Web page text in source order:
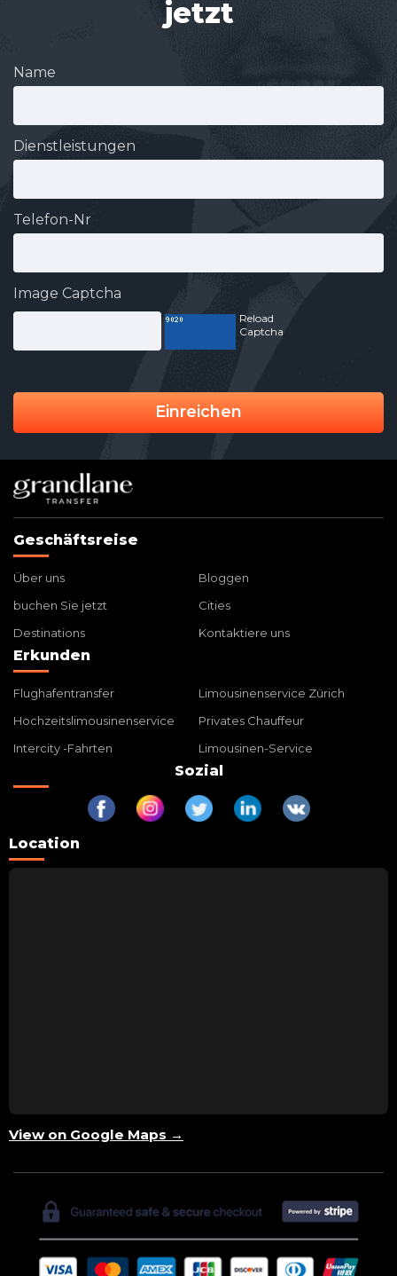
jetzt
Name
Dienstleistungen
Telefon-Nr
Image Captcha
Reload
Captcha
Einreichen
Geschäftsreise
Über uns
Bloggen
buchen Sie jetzt
Cities
Destinations
Kontaktiere uns
Erkunden
Flughafentransfer
Limousinenservice Zürich
Hochzeitslimousinenservice
Privates Chauffeur
Intercity -Fahrten
Limousinen-Service
Sozial
Location
View on Google Maps →